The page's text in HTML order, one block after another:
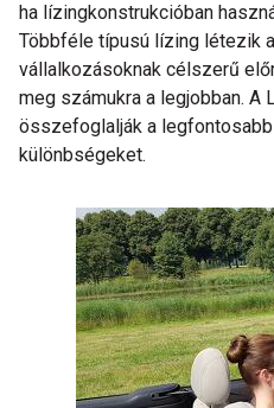
ha lízingkonstrukcióban
Többféle típusú lízing létezik
vállalkozásoknak célszerű
meg számukra a legjobban.
összefoglalják a
különbségeket.